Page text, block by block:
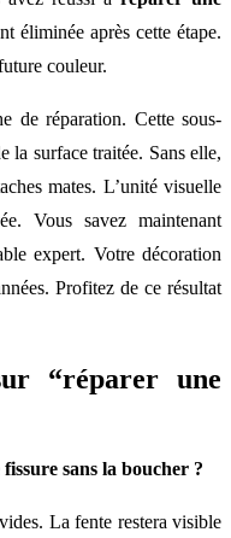
éliminée après cette étape.
couleur.
de réparation. Cette sous-
la surface traitée. Sans elle,
mates. L’unité visuelle
Vous savez maintenant
expert. Votre décoration
Profitez de ce résultat
“réparer une
sans la boucher ?
La fente restera visible